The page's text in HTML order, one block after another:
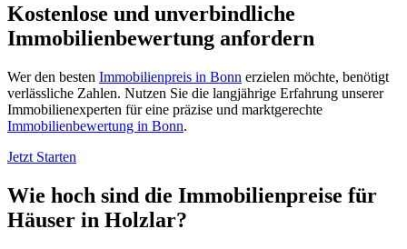
Kostenlose und unverbindliche
Immobilienbewertung anfordern
Wer den besten Immobilienpreis in Bonn erzielen möchte, benötigt
verlässliche Zahlen. Nutzen Sie die langjährige Erfahrung unserer
Immobilienexperten für eine präzise und marktgerechte
Immobilienbewertung in Bonn.
Jetzt Starten
Wie hoch sind die Immobilienpreise für
Häuser in Holzlar?